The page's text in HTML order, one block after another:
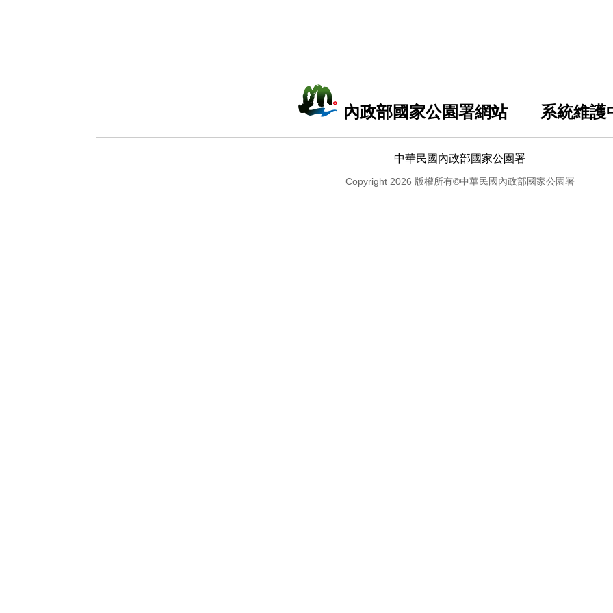
內政部國家公園署網站 系統維護
中華民國內政部國家公園署
Copyright 2026 版權所有©中華民國內政部國家公園署